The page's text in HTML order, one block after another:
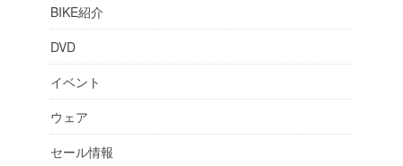
BIKE紹介
DVD
イベント
ウェア
セール情報